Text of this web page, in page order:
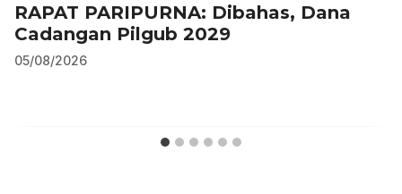
RAPAT PARIPURNA: Dibahas, Dana
Cadangan Pilgub 2029
05/08/2026